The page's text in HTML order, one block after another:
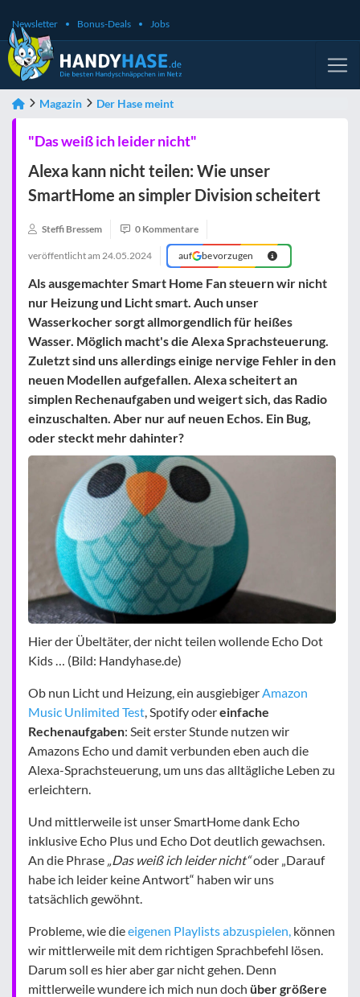
Newsletter Bonus-Deals Jobs
Magazin Der Hase meint
"Das weiß ich leider nicht"
Alexa kann nicht teilen: Wie unser
SmartHome an simpler Division scheitert
Steffi Bressem 0 Kommentare
veröffentlicht am 24.05.2024 auf bevorzugen
Als ausgemachter Smart Home Fan steuern wir nicht
nur Heizung und Licht smart. Auch unser
Wasserkocher sorgt allmorgendlich für heißes
Wasser. Möglich macht's die Alexa Sprachsteuerung.
Zuletzt sind uns allerdings einige nervige Fehler in den
neuen Modellen aufgefallen. Alexa scheitert an
simplen Rechenaufgaben und weigert sich, das Radio
einzuschalten. Aber nur auf neuen Echos. Ein Bug,
oder steckt mehr dahinter?
Hier der Übeltäter, der nicht teilen wollende Echo Dot
Kids … (Bild: Handyhase.de)
Ob nun Licht und Heizung, ein ausgiebigerAmazon
Music Unlimited Test, Spotify odereinfache
Rechenaufgaben: Seit erster Stunde nutzen wir
Amazons Echo und damit verbunden eben auch die
Alexa-Sprachsteuerung, um uns das alltägliche Leben zu
erleichtern.
Und mittlerweile ist unser SmartHome dank Echo
inklusive Echo Plus und Echo Dot deutlich gewachsen.
An die Phrase „Das weiß ich leider nicht“oder „Darauf
habe ich leider keine Antwort“ haben wir uns
tatsächlich gewöhnt.
Probleme, wie dieeigenen Playlists abzuspielen, können
wir mittlerweile mit dem richtigen Sprachbefehl lösen.
Darum soll es hier aber gar nicht gehen. Denn
mittlerweile wundere ich mich nun doch über größere